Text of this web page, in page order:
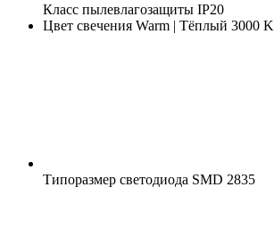
Класс пылевлагозащиты IP20
Цвет свечения Warm | Тёплый 3000 K
Типоразмер светодиода SMD 2835